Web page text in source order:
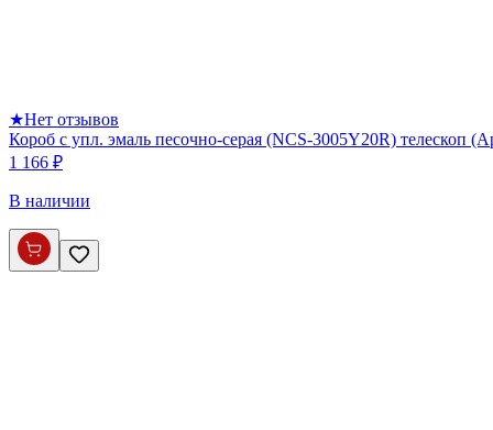
★Нет отзывов
Короб с упл. эмаль песочно-серая (NCS-3005Y20R) телескоп
1 166 ₽
В наличии